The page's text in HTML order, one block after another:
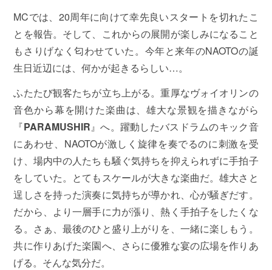
MCでは、20周年に向けて幸先良いスタートを切れたこ
とを報告。そして、これからの展開が楽しみになること
もさりげなく匂わせていた。今年と来年のNAOTOの誕
生日近辺には、何かが起きるらしい…。
ふたたび観客たちが立ち上がる。重厚なヴォイオリンの
音色から幕を開けた楽曲は、雄大な景観を描きながら
『PARAMUSHIR』へ。躍動したバスドラムのキック音
にあわせ、NAOTOが激しく旋律を奏でるのに刺激を受
け、場内中の人たちも騒ぐ気持ちを抑えられずに手拍子
をしていた。とてもスケールが大きな楽曲だ。雄大さと
逞しさを持った演奏に気持ちが導かれ、心が騒ぎだす。
だから、より一層手に力が漲り、熱く手拍子をしたくな
る。さぁ、最後のひと盛り上がりを、一緒に楽しもう。
共に作りあげた楽園へ、さらに優雅な宴の広場を作りあ
げる。そんな気分だ。